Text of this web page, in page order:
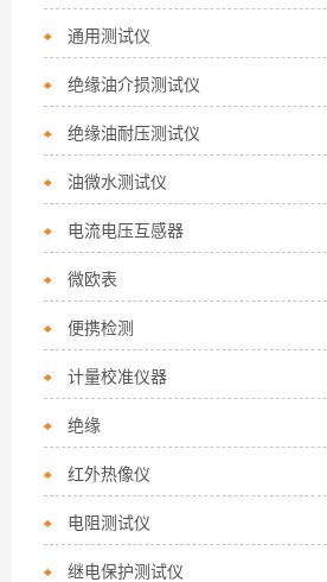
通用测试仪
绝缘油介损测试仪
绝缘油耐压测试仪
油微水测试仪
电流电压互感器
微欧表
便携检测
计量校准仪器
绝缘
红外热像仪
电阻测试仪
继电保护测试仪